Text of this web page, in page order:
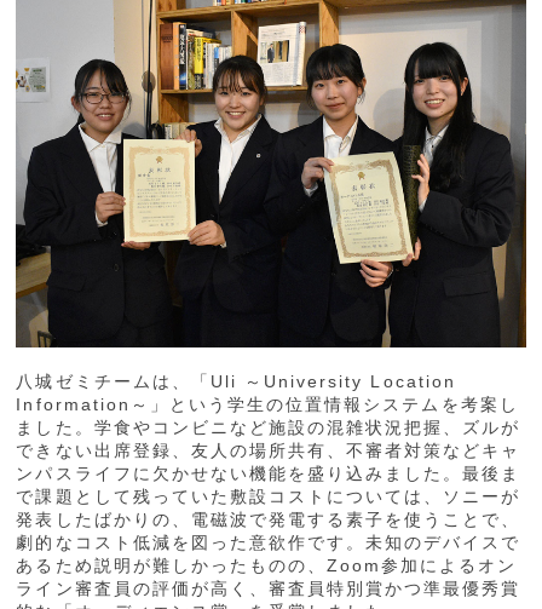
八城ゼミチームは、「Uli ～University Location
Information～」という学生の位置情報システムを考案し
ました。学食やコンビニなど施設の混雑状況把握、ズルが
できない出席登録、友人の場所共有、不審者対策などキャ
ンパスライフに欠かせない機能を盛り込みました。最後ま
で課題として残っていた敷設コストについては、ソニーが
発表したばかりの、電磁波で発電する素子を使うことで、
劇的なコスト低減を図った意欲作です。未知のデバイスで
あるため説明が難しかったものの、Zoom参加によるオン
ライン審査員の評価が高く、審査員特別賞かつ準最優秀賞